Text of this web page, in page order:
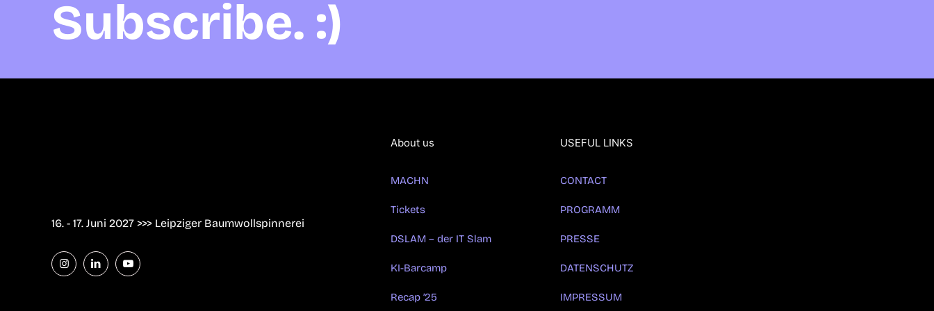
Subscribe. :)
16. - 17. Juni 2027 >>> Leipziger Baumwollspinnerei
About us
MACHN
Tickets
DSLAM – der IT Slam
KI-Barcamp
Recap ’25
USEFUL LINKS
CONTACT
PROGRAMM
PRESSE
DATENSCHUTZ
IMPRESSUM